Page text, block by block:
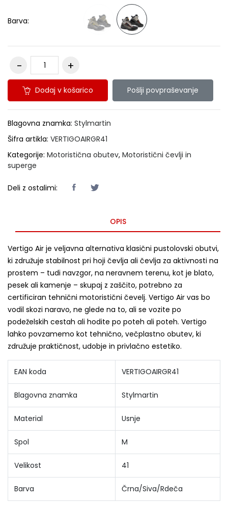
Barva:
Dodaj v košarico Pošlji povpraševanje
Blagovna znamka: Stylmartin
Šifra artikla: VERTIGOAIRGR41
Kategorije: Motoristična obutev, Motoristični čevlji in
superge
Deli z ostalimi:
OPIS
Vertigo Air je veljavna alternativa klasični pustolovski obutvi,
ki združuje stabilnost pri hoji čevlja ali čevlja za aktivnosti na
prostem – tudi navzgor, na neravnem terenu, kot je blato,
pesek ali kamenje – skupaj z zaščito, potrebno za
certificiran tehnični motoristični čevelj. Vertigo Air vas bo
vodil skozi naravo, ne glede na to, ali se vozite po
podeželskih cestah ali hodite po poteh ali poteh. Vertigo
lahko povzamemo kot tehnično, večplastno obutev, ki
združuje praktičnost, udobje in privlačno estetiko.
EAN koda VERTIGOAIRGR41
Blagovna znamka Stylmartin
Material Usnje
Spol M
Velikost 41
Barva Črna/Siva/Rdeča